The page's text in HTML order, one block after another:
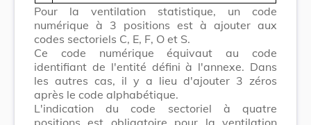
Pour la ventilation statistique, un code
numérique à 3 positions est à ajouter aux
codes sectoriels C, E, F, O et S.
Ce code numérique équivaut au code
identifiant de l'entité défini à l'annexe. Dans
les autres cas, il y a lieu d'ajouter 3 zéros
après le code alphabétique.
L'indication du code sectoriel à quatre
positions est obligatoire pour la ventilation